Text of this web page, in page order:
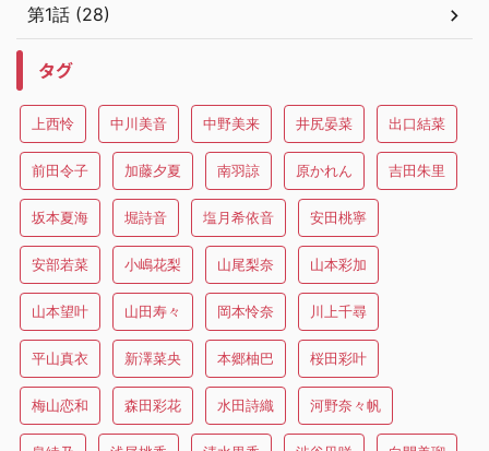
第1話 (28)
タグ
上西怜 中川美音 中野美来 井尻晏菜 出口結菜
前田令子 加藤夕夏 南羽諒 原かれん 吉田朱里
坂本夏海 堀詩音 塩月希依音 安田桃寧
安部若菜 小嶋花梨 山尾梨奈 山本彩加
山本望叶 山田寿々 岡本怜奈 川上千尋
平山真衣 新澤菜央 本郷柚巴 桜田彩叶
梅山恋和 森田彩花 水田詩織 河野奈々帆